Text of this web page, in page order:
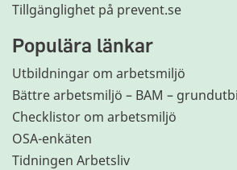
Tillgänglighet på prevent.se
Populära länkar
Utbildningar om arbetsmiljö
Bättre arbetsmiljö – BAM –
Checklistor om arbetsmiljö
OSA-enkäten
Tidningen Arbetsliv